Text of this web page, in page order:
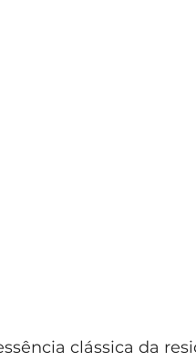
clássica da